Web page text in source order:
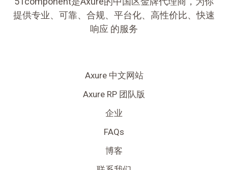
提供专业、可靠、合规、平台化、高性价比、快速
响应 的服务
Axure 中文网站
Axure RP 团队版
企业
FAQs
博客